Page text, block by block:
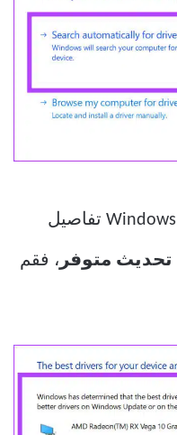
الآن سيعرض لك Windows تفاصيل
تحديث متوفر ، فقم